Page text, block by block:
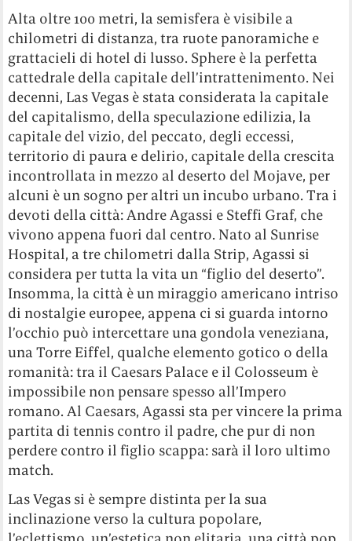
Alta oltre 100 metri, la semisfera è visibile a
chilometri di distanza, tra ruote panoramiche e
grattacieli di hotel di lusso. Sphere è la perfetta
cattedrale della capitale dell’intrattenimento. Nei
decenni, Las Vegas è stata considerata la capitale
del capitalismo, della speculazione edilizia, la
capitale del vizio, del peccato, degli eccessi,
territorio di paura e delirio, capitale della crescita
incontrollata in mezzo al deserto del Mojave, per
alcuni è un sogno per altri un incubo urbano. Tra i
devoti della città: Andre Agassi e Steffi Graf, che
vivono appena fuori dal centro. Nato al Sunrise
Hospital, a tre chilometri dalla Strip, Agassi si
considera per tutta la vita un “figlio del deserto”.
Insomma, la città è un miraggio americano intriso
di nostalgie europee, appena ci si guarda intorno
l’occhio può intercettare una gondola veneziana,
una Torre Eiffel, qualche elemento gotico o della
romanità: tra il Caesars Palace e il Colosseum è
impossibile non pensare spesso all’Impero
romano. Al Caesars, Agassi sta per vincere la prima
partita di tennis contro il padre, che pur di non
perdere contro il figlio scappa: sarà il loro ultimo
match.
Las Vegas si è sempre distinta per la sua
inclinazione verso la cultura popolare,